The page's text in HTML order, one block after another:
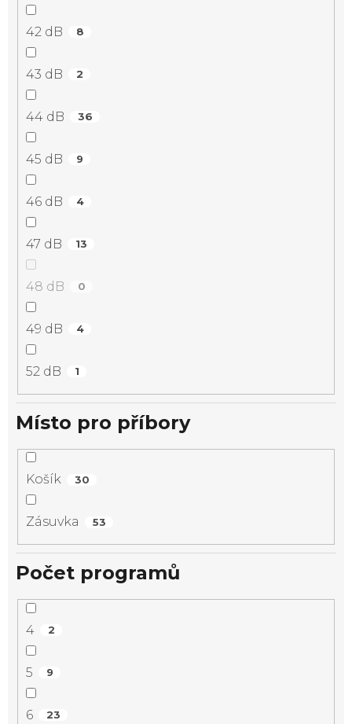
42 dB 8
43 dB 2
44 dB 36
45 dB 9
46 dB 4
47 dB 13
48 dB 0
49 dB 4
52 dB 1
Místo pro příbory
Košík 30
Zásuvka 53
Počet programů
4 2
5 9
6 23